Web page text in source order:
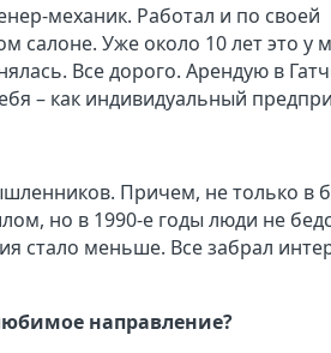
механик. Работал и по своей
салоне. Уже около 10 лет это у
Все дорого. Арендую в
– как индивидуальный
Причем, не только в
но в 1990-е годы люди не
стало меньше. Все забрал
направление?